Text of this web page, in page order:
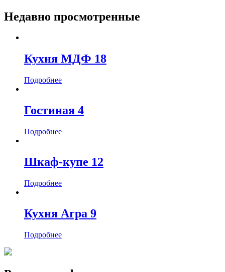
Недавно просмотренные
Кухня МДФ 18
Подробнее
Гостиная 4
Подробнее
Шкаф-купе 12
Подробнее
Кухня Arpa 9
Подробнее